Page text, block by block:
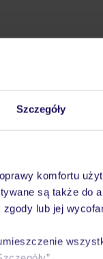
Szczegóły
komfortu
są także do
lub jej